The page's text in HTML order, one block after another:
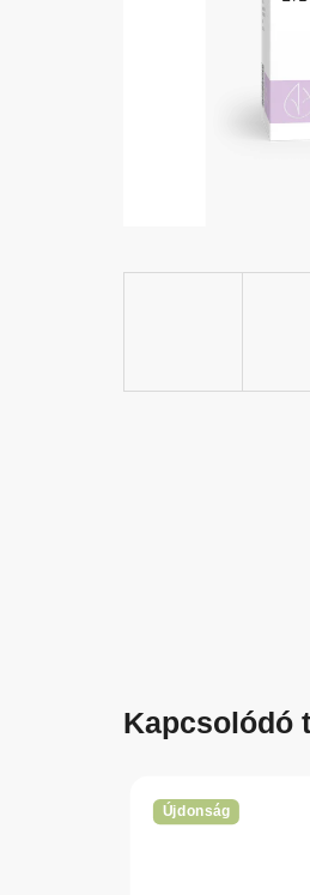
Kapcsolódó
Újdonság